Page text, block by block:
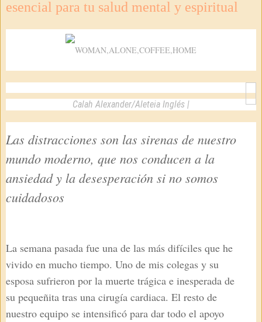
esencial para tu salud mental y espiritual
Calah Alexander/Aleteia Inglés |
Las distracciones son las sirenas de nuestro
mundo moderno, que nos conducen a la
ansiedad y la desesperación si no somos
cuidadosos
La semana pasada fue una de las más difíciles que he
vivido en mucho tiempo. Uno de mis colegas y su
esposa sufrieron por la muerte trágica e inesperada de
su pequeñita tras una cirugía cardiaca. El resto de
nuestro equipo se intensificó para dar todo el apoyo